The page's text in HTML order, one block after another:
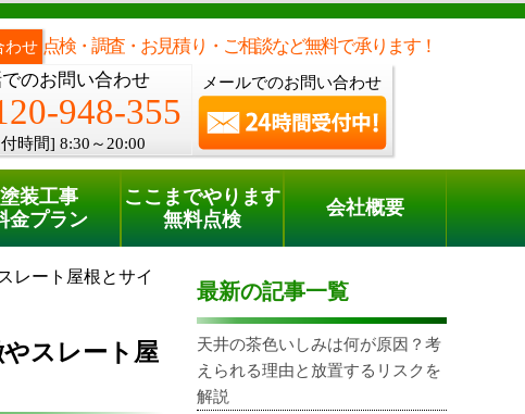
わせ 点検・調査・お見積り・ご相談など無料で承ります！
のお問い合わせ
948-355
時間] 8:30～20:00
メールでのお問い合わせ
電話でのご相談 [8:30～20:00]
phone0120-948-355
塗装工事
金プラン
ここまでやります
無料点検
会社概要
レート屋根とサイ
スレート屋
最新の記事一覧
天井の茶色いしみは何が原因？考
えられる理由と放置するリスクを
解説